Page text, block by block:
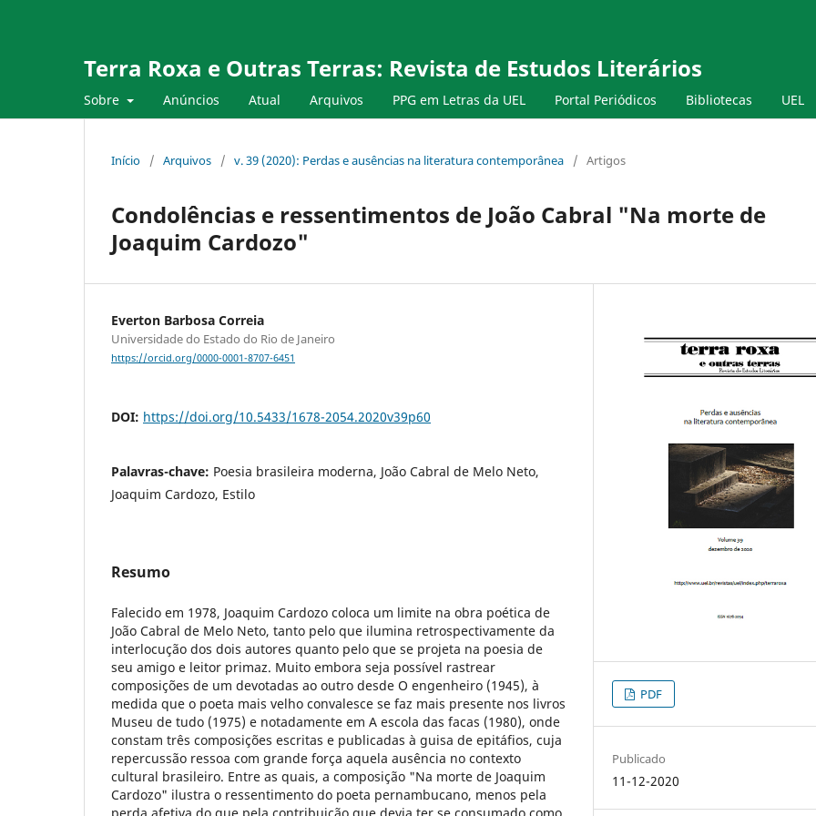
Terra Roxa e Outras Terras: Revista de Estudos Literários
Sobre Anúncios Atual Arquivos PPG em Letras da UEL Portal Periódicos Bibliotecas UEL
Início / Arquivos / v. 39 (2020): Perdas e ausências na literatura contemporânea / Artigos
Condolências e ressentimentos de João Cabral "Na morte de
Joaquim Cardozo"
Everton Barbosa Correia
Universidade do Estado do Rio de Janeiro
https://orcid.org/0000-0001-8707-6451
DOI: https://doi.org/10.5433/1678-2054.2020v39p60
Palavras-chave: Poesia brasileira moderna, João Cabral de Melo Neto,
Joaquim Cardozo, Estilo
Resumo
Falecido em 1978, Joaquim Cardozo coloca um limite na obra poética de
João Cabral de Melo Neto, tanto pelo que ilumina retrospectivamente da
interlocução dos dois autores quanto pelo que se projeta na poesia de
seu amigo e leitor primaz. Muito embora seja possível rastrear
composições de um devotadas ao outro desde O engenheiro (1945), à
medida que o poeta mais velho convalesce se faz mais presente nos livros
Museu de tudo (1975) e notadamente em A escola das facas (1980), onde
constam três composições escritas e publicadas à guisa de epitáfios, cuja
repercussão ressoa com grande força aquela ausência no contexto
cultural brasileiro. Entre as quais, a composição "Na morte de Joaquim
Cardozo" ilustra o ressentimento do poeta pernambucano, menos pela
PDF
Publicado
11-12-2020